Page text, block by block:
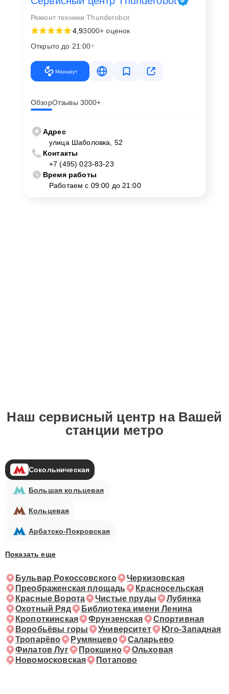
Ремонт техники Thunderobot
4,93000+ оценок
Открыто до 21:00
Маршрут
ОбзорОтзывы 3000+
Адрес
улица Шаболовка, 52
Контакты
+7 (495) 023-83-23
Время работы
Работаем с 09:00 до 21:00
Наш сервисный центр на Вашей
станции метро
Сокольническая
Большая кольцевая
Кольцевая
Арбатско-Покровская
Показать еще
Бульвар Рокоссовского
Черкизовская
Преображенская площадь
Красносельская
Красные Ворота
Чистые пруды
Лубянка
Охотный Ряд
Библиотека имени Ленина
Кропоткинская
Фрунзенская
Спортивная
Воробьёвы горы
Университет
Юго-Западная
Тропарёво
Румянцево
Саларьево
Филатов Луг
Прокшино
Ольховая
Новомосковская
Потапово